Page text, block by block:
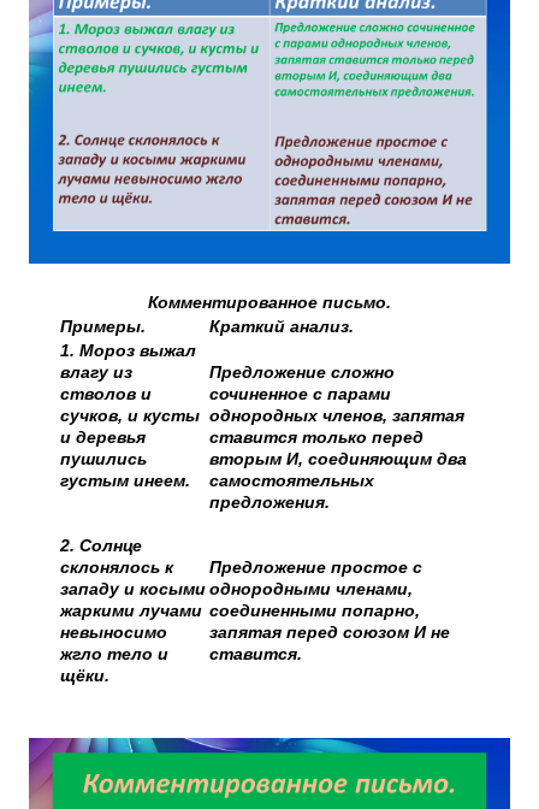
Комментированное письмо.
Примеры.
Краткий анализ.
1. Мороз выжал
влагу из
стволов и
сучков, и кусты
и деревья
пушились
густым инеем.
2. Солнце
склонялось к
западу и косыми
жаркими лучами
невыносимо
жгло тело и
щёки.
Предложение сложно
сочиненное с парами
однородных членов, запятая
ставится только перед
вторым И, соединяющим два
самостоятельных
предложения.
Предложение простое с
однородными членами,
соединенными попарно,
запятая перед союзом И не
ставится.